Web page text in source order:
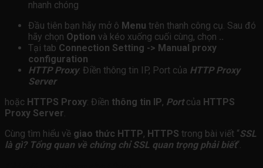
nhanh chóng
Đầu tiên bạn hãy mở ô Menu trên thanh công cụ. Sau đó
hãy chọn Option và kéo xuống cuối cùng, chọn ..
Tại tab Connection Setting -> Manual proxy
configuration
HTTP Proxy: Điền thông tin IP, Port của HTTP Proxy
Server
hoặc HTTPS Proxy: Điền thông tin IP, Portcủa HTTPS
Proxy Server
Cùng tìm hiểu về giao thức HTTP, HTTPS trong bài viết “SSL
là gì? Tổng quan về chứng chỉ SSL quan trọng phải biết“.